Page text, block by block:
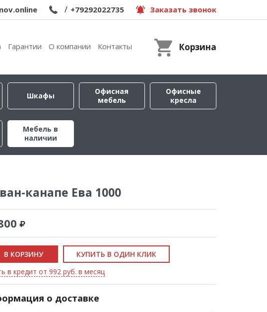
/ +79292022735 Заказать звонок
Гарантии О компании Контакты Корзина
Шкафы
Офисная
мебель
Офисные
кресла
Мебель в
наличии
канапе Ева 1000
В КОРЗИНУ
КУПИТЬ В ОДИН КЛИК
в кредит от 992 руб. в месяц
о доставке